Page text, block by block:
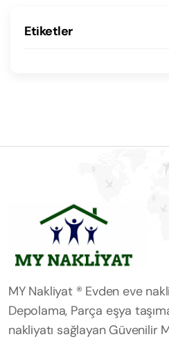
Etiketler
MY Nakliyat ® Evden eve
Depolama, Parça eşya
nakliyatı sağlayan Güvenilir